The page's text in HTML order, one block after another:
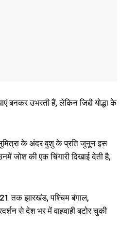
बनकर उभरती हैं, लेकिन जिद्दी योद्धा के
के अंदर वुशु के प्रति जुनून इस
जोश की एक चिंगारी दिखाई देती है,
तक झारखंड, पश्चिम बंगाल,
से देश भर में वाहवाही बटोर चुकी